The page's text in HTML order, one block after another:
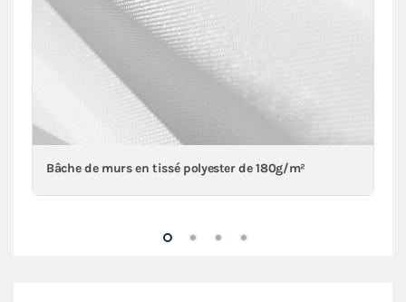
Bâche de murs en tissé polyester de 180g/m²